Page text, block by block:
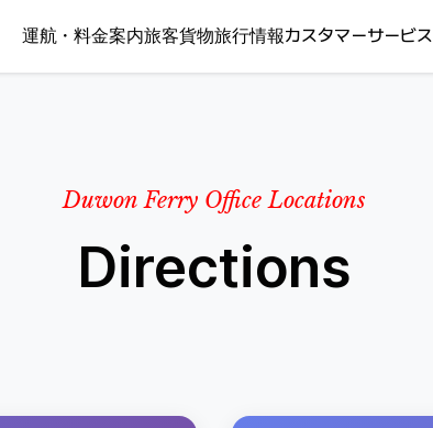
運航・料金案内旅客貨物旅行情報カスタマーサービス
Duwon Ferry Office Locations
Directions